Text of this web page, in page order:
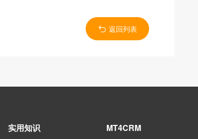
返回列表
实用知识 MT4CRM